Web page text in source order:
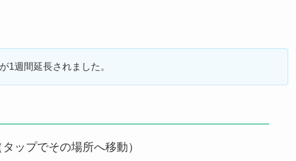
1週間延長されました。
タップでその場所へ移動）